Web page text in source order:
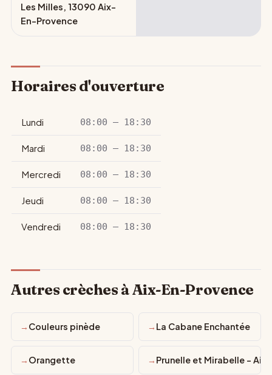
Les Milles, 13090 Aix-
En-Provence
Horaires d'ouverture
Lundi 08:00 – 18:30
Mardi 08:00 – 18:30
Mercredi 08:00 – 18:30
Jeudi 08:00 – 18:30
Vendredi 08:00 – 18:30
Autres crèches à Aix-En-Provence
Couleurs pinède La Cabane Enchantée
Orangette Prunelle et Mirabelle - Aix